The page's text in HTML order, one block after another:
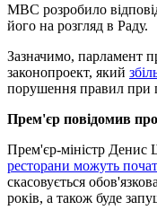
МВС розробило
його на розгляд в Раду.
Зазначимо, парламент
законопроект, який
порушення правил при
Прем'єр повідомив
Прем'єр-міністр Денис
ресторани можуть
скасовується
років, а також буде